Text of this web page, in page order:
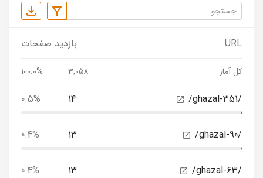
URL بازدید صفحات
کل آمار 3,058
100.0%
/ghazal-351/
14
0.5%
/ghazal-90/
13
0.4%
/ghazal-63/
13
0.4%